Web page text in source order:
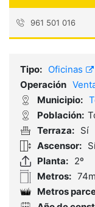
961 501 016
Tipo: Oficinas
Operación
Municipio:
Población:
Terraza: Sí
Ascensor:
Planta: 2º
Metros: 74m
Metros